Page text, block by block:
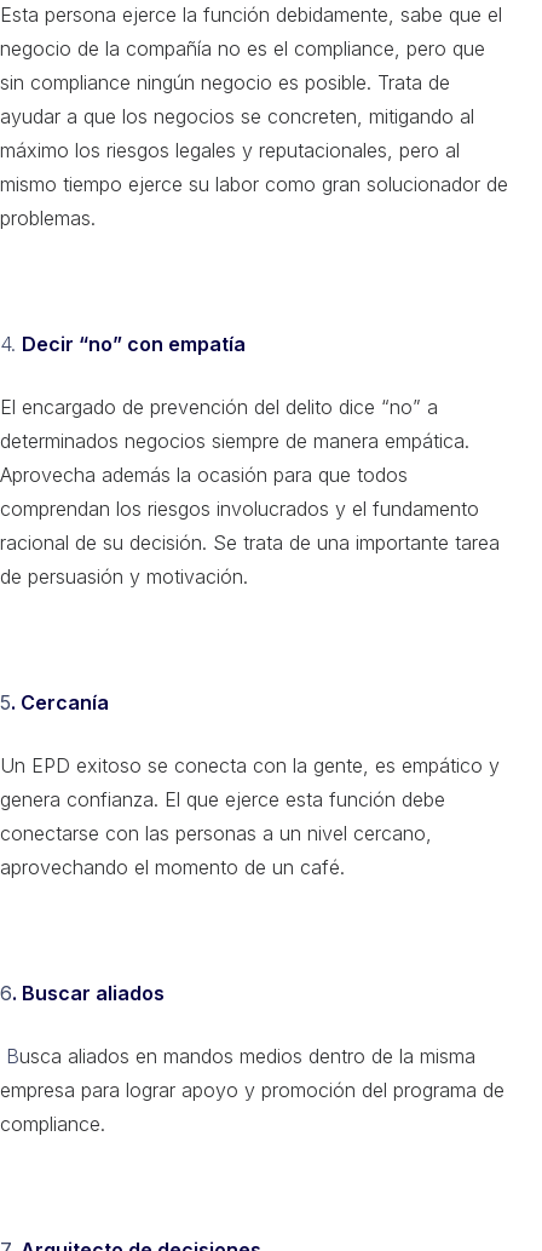
Esta persona ejerce la función debidamente, sabe que el
negocio de la compañía no es el compliance, pero que
sin compliance ningún negocio es posible. Trata de
ayudar a que los negocios se concreten, mitigando al
máximo los riesgos legales y reputacionales, pero al
mismo tiempo ejerce su labor como gran solucionador de
problemas.
4. Decir “no” con empatía
El encargado de prevención del delito dice “no” a
determinados negocios siempre de manera empática.
Aprovecha además la ocasión para que todos
comprendan los riesgos involucrados y el fundamento
racional de su decisión. Se trata de una importante tarea
de persuasión y motivación.
5. Cercanía
Un EPD exitoso se conecta con la gente, es empático y
genera confianza. El que ejerce esta función debe
conectarse con las personas a un nivel cercano,
aprovechando el momento de un café.
6. Buscar aliados
Busca aliados en mandos medios dentro de la misma
empresa para lograr apoyo y promoción del programa de
compliance.